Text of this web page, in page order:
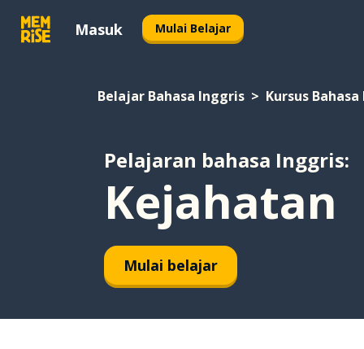
Masuk Mulai Belajar
Belajar Bahasa Inggris Kursus
Pelajaran bahasa Inggris:
Kejahatan
Mulai belajar